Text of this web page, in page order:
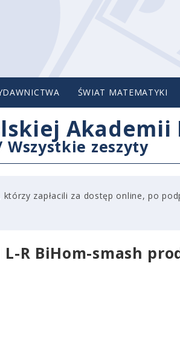
ŚWIAT MATEMATYKI
Akademii
Wszystkie zeszyty
zapłacili za dostęp online, po
R BiHom-smash